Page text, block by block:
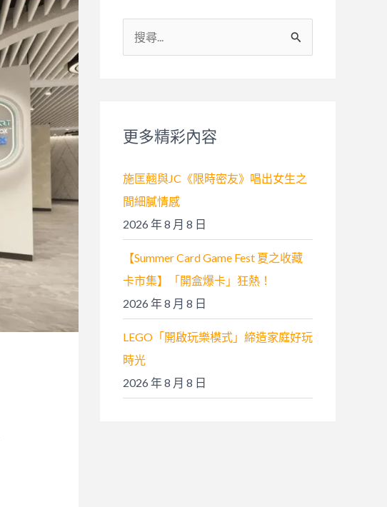
尋
:更多精彩內容
施匡翹與JC《限時密友》唱出女生之
間細膩情感
2026 年 8 月 8 日
【Summer Card Game Fest 夏之收藏
卡市集】「開盒爆卡」狂熱！
2026 年 8 月 8 日
LEGO「開啟玩樂模式」締造家庭好玩
時光
2026 年 8 月 8 日